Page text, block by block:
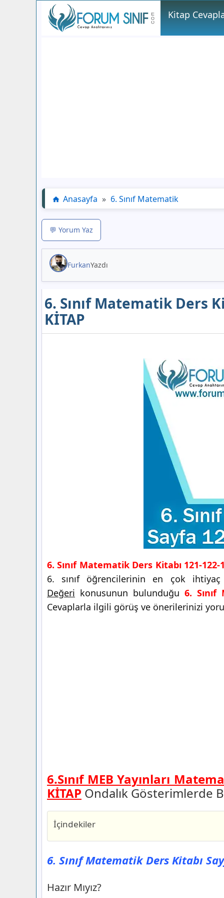
Kitap
Anasayfa » 6. Sınıf Matematik
💬 Yorum Yaz
FurkanYazdı
6. Sınıf Matematik Ders
KİTAP
6. Sınıf Matematik Ders Kitabı 121-122-
6. sınıf öğrencilerinin en çok
Değeri konusunun bulunduğu 6. Sınıf
Cevaplarla ilgili görüş ve önerilerinizi
6.Sınıf MEB Yayınları
KİTAP Ondalık Gösterimlerde
İçindekiler
6. Sınıf Matematik Ders Kitabı Sayfa
Yayınları
Hazır Mıyız?
6. Sınıf Matematik Ders Kitabı Sayfa
Yayınları
6. Sınıf Matematik Ders Kitabı
Hazır Mıyız?